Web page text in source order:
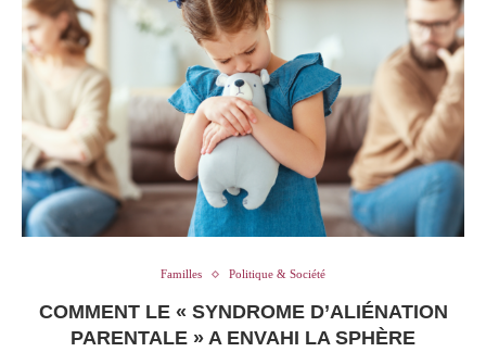
Familles Politique & Société
COMMENT LE « SYNDROME D’ALIÉNATION
PARENTALE » A ENVAHI LA SPHÈRE